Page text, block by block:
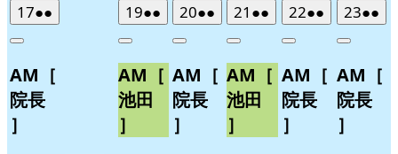
172026
年
月
17
日
●●
件
イ
Close
AM［
院長
］
192026
年
月
19
日
●●
件
イ
ベ
ト)
Close
AM［
池田
］
202026
年
月
20
日
●●
件
イ
ベ
ト)
Close
AM［
院長
］
21 2026
年
月
21
日
●●
件
イ
ベ
ト)
Close
AM［
池田
］
222026
年
月
22
日
●●
件
イ
ベ
ト)
Close
AM［
院長
］
232026
年
月
23
日
●●
件
イ
Close
AM［
院長
］